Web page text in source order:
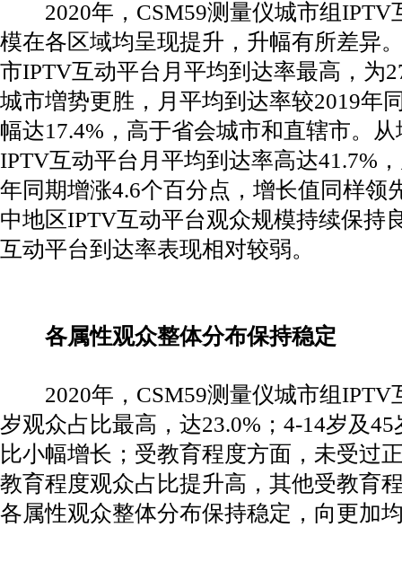
2020年，CSM59测量仪城市组IPTV
模在各区域均呈现提升，升幅有所差异
市IPTV互动平台月平均到达率最高，为
城市増势更胜，月平均到达率较2019年
幅达17.4%，高于省会城市和直辖市。
IPTV互动平台月平均到达率高达41.7%
年同期增涨4.6个百分点，增长值同样领
中地区IPTV互动平台观众规模持续保持
互动平台到达率表现相对较弱。
各属性观众整体分布保持稳定
2020年，CSM59测量仪城市组IPTV
岁观众占比最高，达23.0%；4-14岁及
比小幅增长；受教育程度方面，未受过
教育程度观众占比提升高，其他受教育
各属性观众整体分布保持稳定，向更加